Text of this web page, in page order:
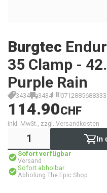
Burgtec
35 Clamp -
Purple Rain
3434 3434 0712885688333
114.90CHF
inkl. MwSt., zzgl. Versandkosten
In
Sofort verfügbar
Versand
Sofort abholbar
Abholung The Epic Shop